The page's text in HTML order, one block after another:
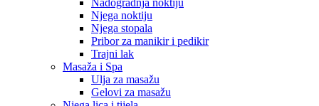
Nadogradnja noktiju
Njega noktiju
Njega stopala
Pribor za manikir i pedikir
Trajni lak
Masaža i Spa
Ulja za masažu
Gelovi za masažu